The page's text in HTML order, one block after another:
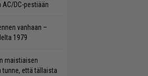
DC-pestiään
vanhaan –
1979
maistiaisen
tunne, että tällaista